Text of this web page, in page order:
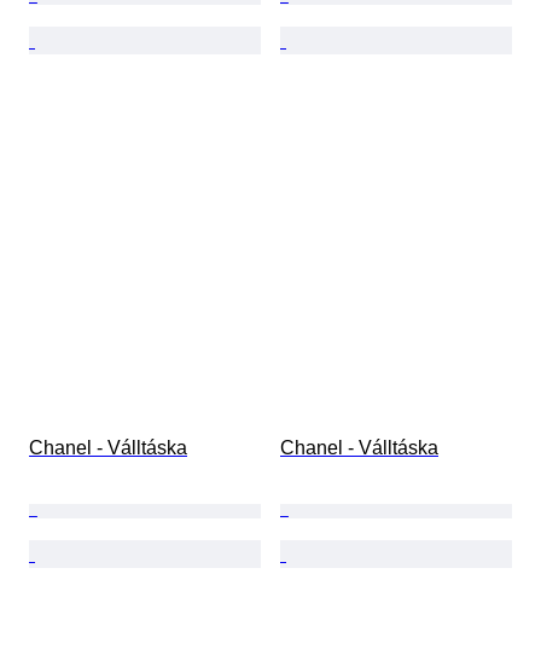
Chanel - Válltáska Chanel - Válltáska